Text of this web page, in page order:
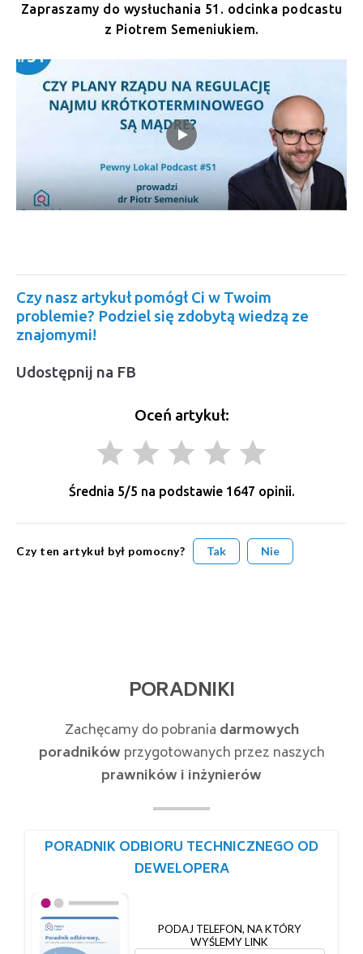
Zapraszamy do wysłuchania 51. odcinka podcastu
z Piotrem Semeniukiem.
Czy nasz artykuł pomógł Ci w Twoim
problemie? Podziel się zdobytą wiedzą ze
znajomymi!
Udostępnij na FB
Oceń artykuł:
grade grade grade grade grade
Średnia 5/5 na podstawie 1647 opinii.
Czy ten artykuł był pomocny? Tak Nie
PORADNIKI
Zachęcamy do pobrania darmowych
poradników przygotowanych przez naszych
prawników i inżynierów
PORADNIK ODBIORU TECHNICZNEGO OD
DEWELOPERA
PODAJ TELEFON, NA KTÓRY
WYŚLEMY LINK